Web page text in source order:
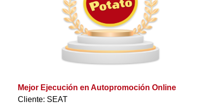
Mejor Ejecución en Autopromoción Online
Cliente: SEAT